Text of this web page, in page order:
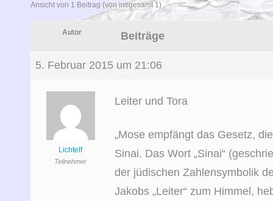
Ansicht von 1 Beitrag (von insgesamt 1)
Autor Beiträge
5. Februar 2015 um 21:06
Lichtelf
Teilnehmer
Leiter und Tora
„Mose empfängt das Gesetz,
Sinai. Das Wort „Sinai“
der jüdischen Zahlensymbolik
Jakobs „Leiter“ zum Himmel,